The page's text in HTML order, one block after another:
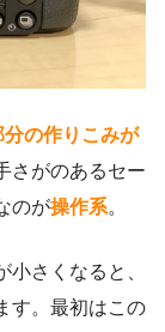
の作りこみが
さがのあるセー
のが操作系。
さくなると、
す。最初はこの